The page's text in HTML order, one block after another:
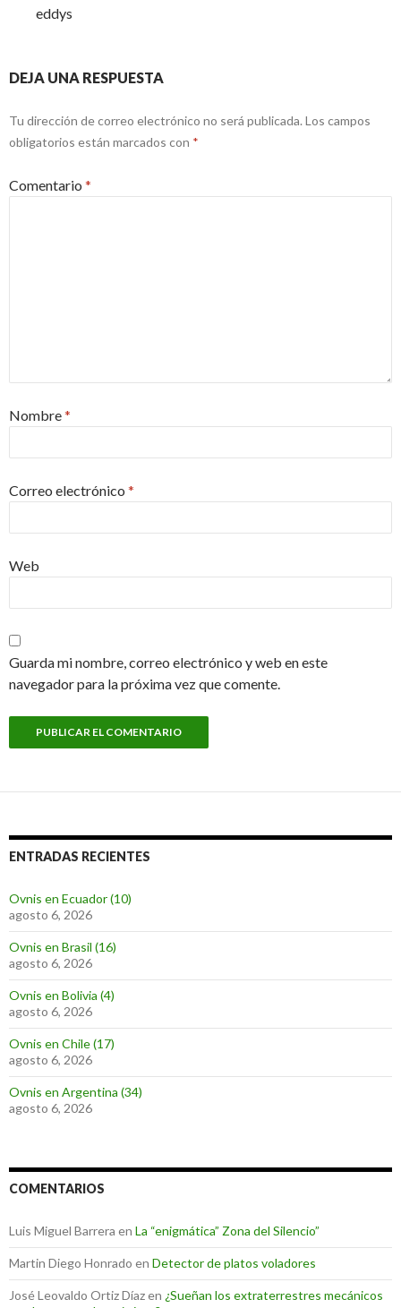
eddys
DEJA UNA RESPUESTA
Tu dirección de correo electrónico no será publicada. Los campos
obligatorios están marcados con *
Comentario *
Nombre*
Correo electrónico *
Web
Guarda mi nombre, correo electrónico y web en este
navegador para la próxima vez que comente.
ENTRADAS RECIENTES
Ovnis en Ecuador (10)
agosto 6, 2026
Ovnis en Brasil (16)
agosto 6, 2026
Ovnis en Bolivia (4)
agosto 6, 2026
Ovnis en Chile (17)
agosto 6, 2026
Ovnis en Argentina (34)
agosto 6, 2026
COMENTARIOS
Luis Miguel Barrera en La “enigmática” Zona del Silencio”
Martin Diego Honrado en Detector de platos voladores
José Leovaldo Ortiz Díazen ¿Sueñan los extraterrestres mecánicos